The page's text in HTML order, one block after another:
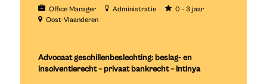
Office Manager Administratie
0 - 3 jaar
Oost-Vlaanderen
Advocaat geschillenbeslechting: beslag- en
insolventierecht – privaat bankrecht – Intinya